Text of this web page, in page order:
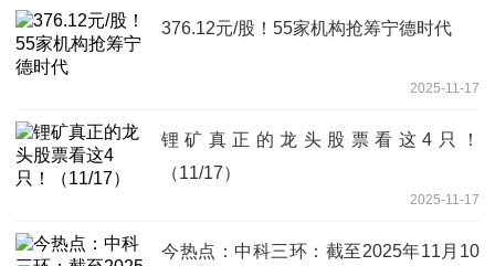
376.12元/股！55家机构抢筹宁德时代
2025-11-17
锂矿真正的龙头股票看这4只！
（11/17）
2025-11-17
今热点：中科三环：截至2025年11月10